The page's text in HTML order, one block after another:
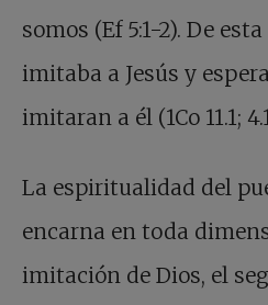
somos (Ef 5:1-2). De
imitaba a Jesús y
imitaran a él (1Co 11.1;
La espiritualidad del
encarna en toda
imitación de Dios, el